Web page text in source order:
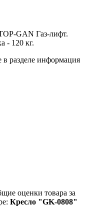
GAN Газ-лифт.
- 120 кг.
в разделе информация
оценки товара за
Кресло "GK-0808"